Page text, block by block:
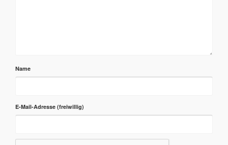
Name
E-Mail-Adresse